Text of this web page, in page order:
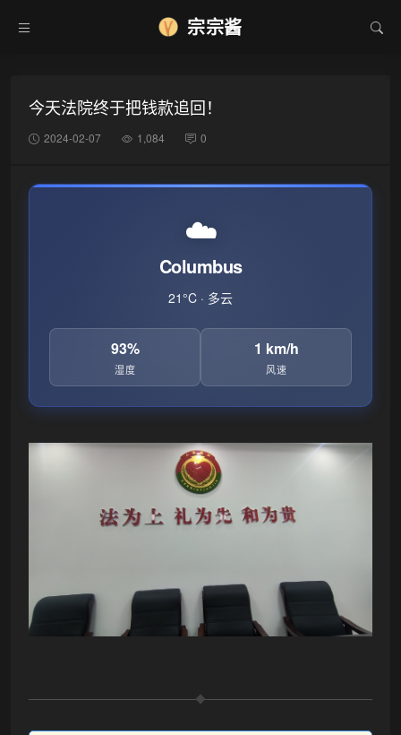
宗宗酱
今天法院终于把钱款追回！
2024-02-07 1,084 0
☁️
Columbus
21°C · 多云
93%
湿度
1 km/h
风速